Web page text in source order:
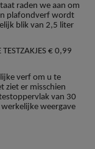
raden we aan om
plafondverf wordt
blik van 2,5 liter
€ 0,99
verf om u te
ziet er misschien
van 30
weergave